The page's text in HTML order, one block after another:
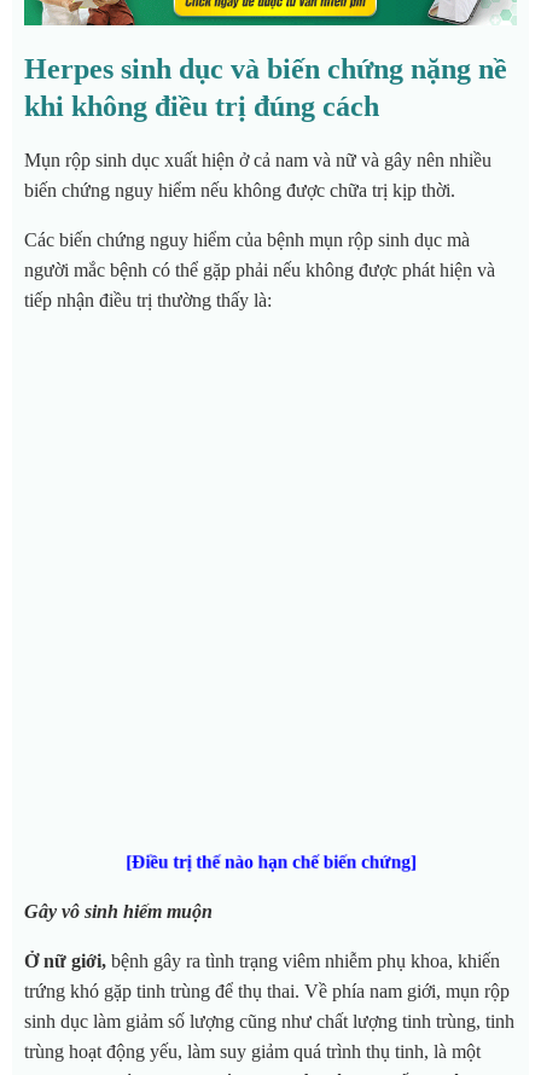
Herpes sinh dục và biến chứng nặng nề
khi không điều trị đúng cách
Mụn rộp sinh dục xuất hiện ở cả nam và nữ và gây nên nhiều
biến chứng nguy hiểm nếu không được chữa trị kịp thời.
Các biến chứng nguy hiểm của bệnh mụn rộp sinh dục mà
người mắc bệnh có thể gặp phải nếu không được phát hiện và
tiếp nhận điều trị thường thấy là:
[Điều trị thế nào hạn chế biến chứng]
Gây vô sinh hiếm muộn
Ở nữ giới, bệnh gây ra tình trạng viêm nhiễm phụ khoa, khiến
trứng khó gặp tinh trùng để thụ thai. Về phía nam giới, mụn rộp
sinh dục làm giảm số lượng cũng như chất lượng tinh trùng, tinh
trùng hoạt động yếu, làm suy giảm quá trình thụ tinh, là một